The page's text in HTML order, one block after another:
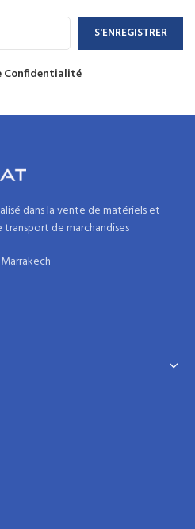
Confidentialité
dans lavente de matériels et
transport de marchandises